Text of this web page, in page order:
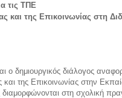
τις ΤΠΕ
και της Επικοινωνίας στη
ο δημιουργικός διάλογος
της Επικοινωνίας στην
στη σχολική